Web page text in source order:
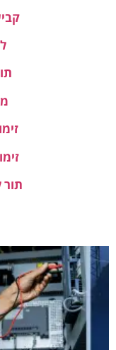
תור